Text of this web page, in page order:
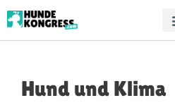
Hund und Klima